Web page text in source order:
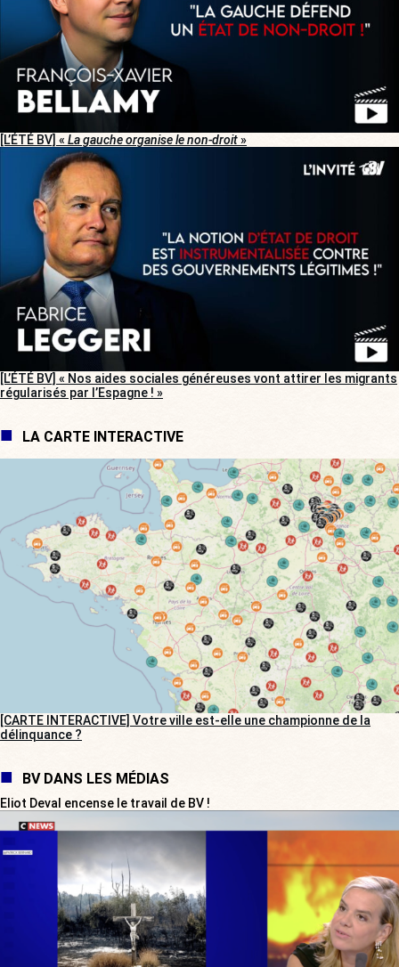
[L’ÉTÉ BV] « La gauche organise le non-droit»
[L’ÉTÉ BV] « Nos aides sociales généreuses vont attirer les migrants
régularisés par l’Espagne ! »
LA CARTE INTERACTIVE
[CARTE INTERACTIVE] Votre ville est-elle une championne de la
délinquance ?
BV DANS LES MÉDIAS
Eliot Deval encense le travail de BV !